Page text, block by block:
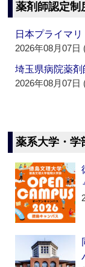
薬剤師認定制
日本プライマ
2026年08月07日
埼玉県病院薬
2026年08月07日
薬系大学・学